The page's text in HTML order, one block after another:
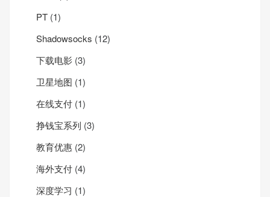
PT (1)
Shadowsocks (12)
下载电影 (3)
卫星地图 (1)
在线支付 (1)
挣钱宝系列 (3)
教育优惠 (2)
海外支付 (4)
深度学习 (1)